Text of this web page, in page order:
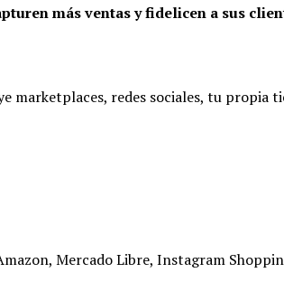
más ventas y fidelicen a sus
marketplaces, redes sociales, tu propia
Mercado Libre, Instagram